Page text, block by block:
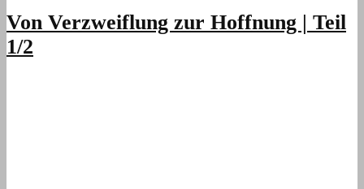
Von Verzweiflung zur Hoffnung | Teil
1/2